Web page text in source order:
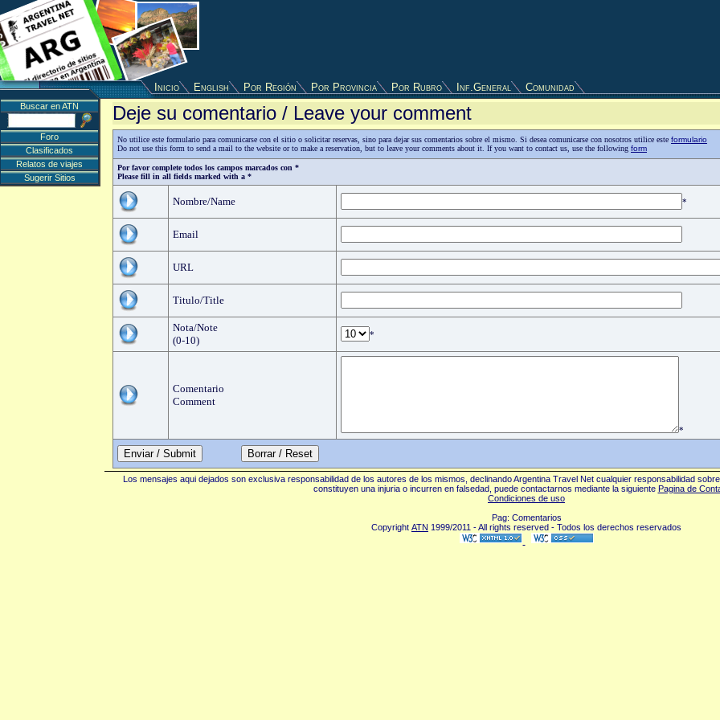
Inicio English Por Región Por Provincia Por Rubro Inf.General Comunidad
Deje su comentario / Leave your comment
No utilice este formulario para comunicarse con el sitio o solicitar reservas, sino para dejar sus comentarios sobre el mismo. Si desea comunicarse con nosotros utilice este formulario
Do not use this form to send a mail to the website or to make a reservation, but to leave your comments about it. If you want to contact us, use the following form
Por favor complete todos los campos marcados con *
Please fill in all fields marked with a *
Nombre/Name *
Email
URL
Titulo/Title
Nota/Note
(0-10)
*
Comentario
Comment
*
Enviar / Submit
Buscar en ATN
Foro
Clasificados
Relatos de viajes
Sugerir Sitios
Los mensajes aqui dejados son exclusiva responsabilidad de los autores de los mismos, declinando Argentina Travel Net cualquier responsabilidad
constituyen una injuria o incurren en falsedad, puede contactarnos mediante la siguiente Pagina de
Condiciones de uso
Pag: Comentarios
Copyright ATN 1999/2011 - All rights reserved - Todos los derechos reservados